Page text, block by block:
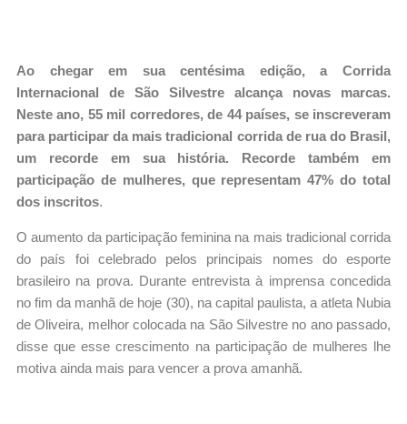
Ao chegar em sua centésima edição, a Corrida
Internacional de São Silvestre alcança novas marcas.
Neste ano, 55 mil corredores, de 44 países, se inscreveram
para participar da mais tradicional corrida de rua do Brasil,
um recorde em sua história. Recorde também em
participação de mulheres, que representam 47% do total
dos inscritos.
O aumento da participação feminina na mais tradicional corrida
do país foi celebrado pelos principais nomes do esporte
brasileiro na prova. Durante entrevista à imprensa concedida
no fim da manhã de hoje (30), na capital paulista, a atleta Nubia
de Oliveira, melhor colocada na São Silvestre no ano passado,
disse que esse crescimento na participação de mulheres lhe
motiva ainda mais para vencer a prova amanhã.